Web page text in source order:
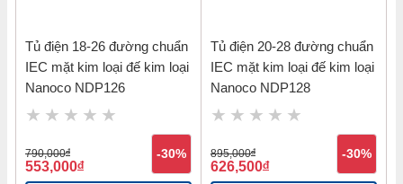
Tủ điện 18-26 đường chuẩn
IEC mặt kim loại đế kim loại
Nanoco NDP126
790,000đ
553,000đ
-30%
Tủ điện 20-28 đường chuẩn
IEC mặt kim loại đế kim loại
Nanoco NDP128
895,000đ
626,500đ
-30%